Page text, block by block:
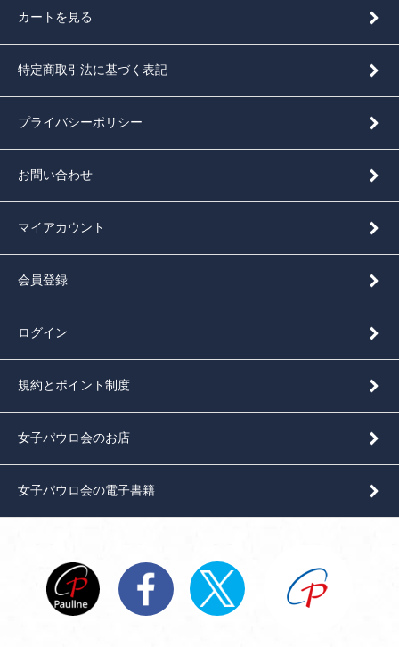
カートを見る
特定商取引法に基づく表記
プライバシーポリシー
お問い合わせ
マイアカウント
会員登録
ログイン
規約とポイント制度
女子パウロ会のお店
女子パウロ会の電子書籍